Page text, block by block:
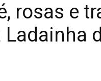
rosas e